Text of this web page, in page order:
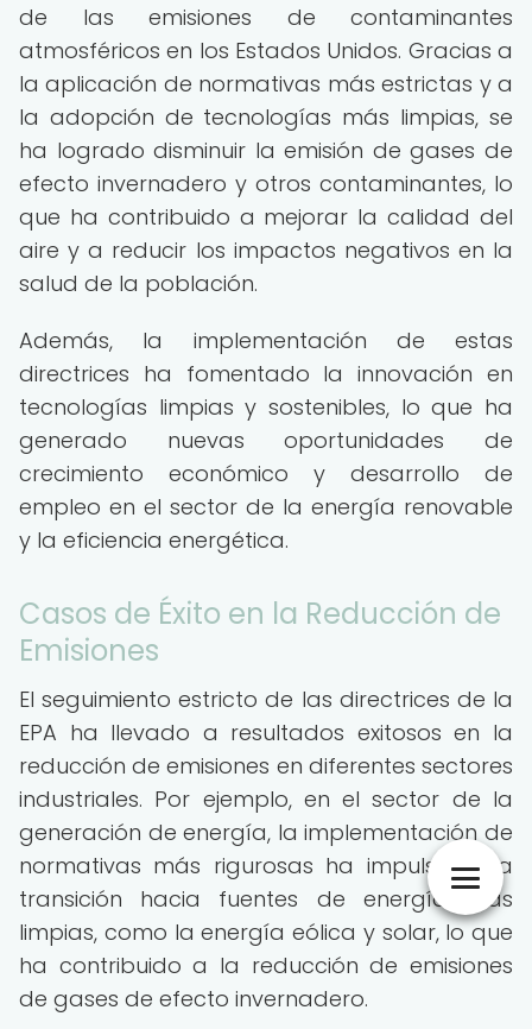
de las emisiones de contaminantes
atmosféricos en los Estados Unidos. Gracias a
la aplicación de normativas más estrictas y a
la adopción de tecnologías más limpias, se
ha logrado disminuir la emisión de gases de
efecto invernadero y otros contaminantes, lo
que ha contribuido a mejorar la calidad del
aire y a reducir los impactos negativos en la
salud de la población.
Además, la implementación de estas
directrices ha fomentado la innovación en
tecnologías limpias y sostenibles, lo que ha
generado nuevas oportunidades de
crecimiento económico y desarrollo de
empleo en el sector de la energía renovable
y la eficiencia energética.
Casos de Éxito en la Reducción de
Emisiones
El seguimiento estricto de las directrices de la
EPA ha llevado a resultados exitosos en la
reducción de emisiones en diferentes sectores
industriales. Por ejemplo, en el sector de la
generación de energía, la implementación de
normativas más rigurosas ha impulsado la
transición hacia fuentes de energía más
limpias, como la energía eólica y solar, lo que
ha contribuido a la reducción de emisiones
de gases de efecto invernadero.